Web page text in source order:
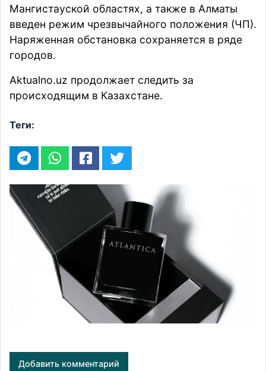
Мангистауской областях, а также в Алматы
введен режим чрезвычайного положения (ЧП).
Наряженная обстановка сохраняется в ряде
городов.
Aktualno.uz продолжает следить за
происходящим в Казахстане.
Теги:
Добавить комментарий